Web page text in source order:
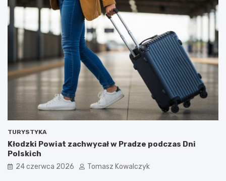
TURYSTYKA
Kłodzki Powiat zachwycał w Pradze podczas Dni
Polskich
24 czerwca 2026 Tomasz Kowalczyk